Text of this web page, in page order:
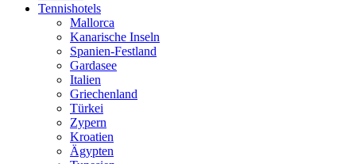
Tennishotels
Mallorca
Kanarische Inseln
Spanien-Festland
Gardasee
Italien
Griechenland
Türkei
Zypern
Kroatien
Ägypten